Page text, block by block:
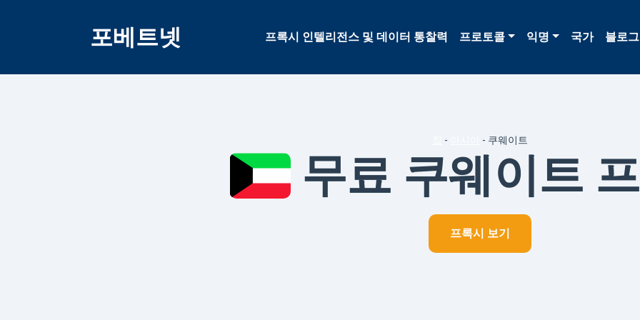
포베트넷 프록시 인텔리전스 및 데이터 통찰력 프로토콜 익명 국가 블로그
- - 쿠웨이트
무료 쿠웨이트
프록시 보기